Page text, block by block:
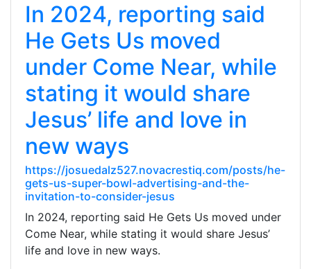
In 2024, reporting said
He Gets Us moved
under Come Near, while
stating it would share
Jesus’ life and love in
new ways
https://josuedalz527.novacrestiq.com/posts/he-
gets-us-super-bowl-advertising-and-the-
invitation-to-consider-jesus
In 2024, reporting said He Gets Us moved under
Come Near, while stating it would share Jesus’
life and love in new ways.